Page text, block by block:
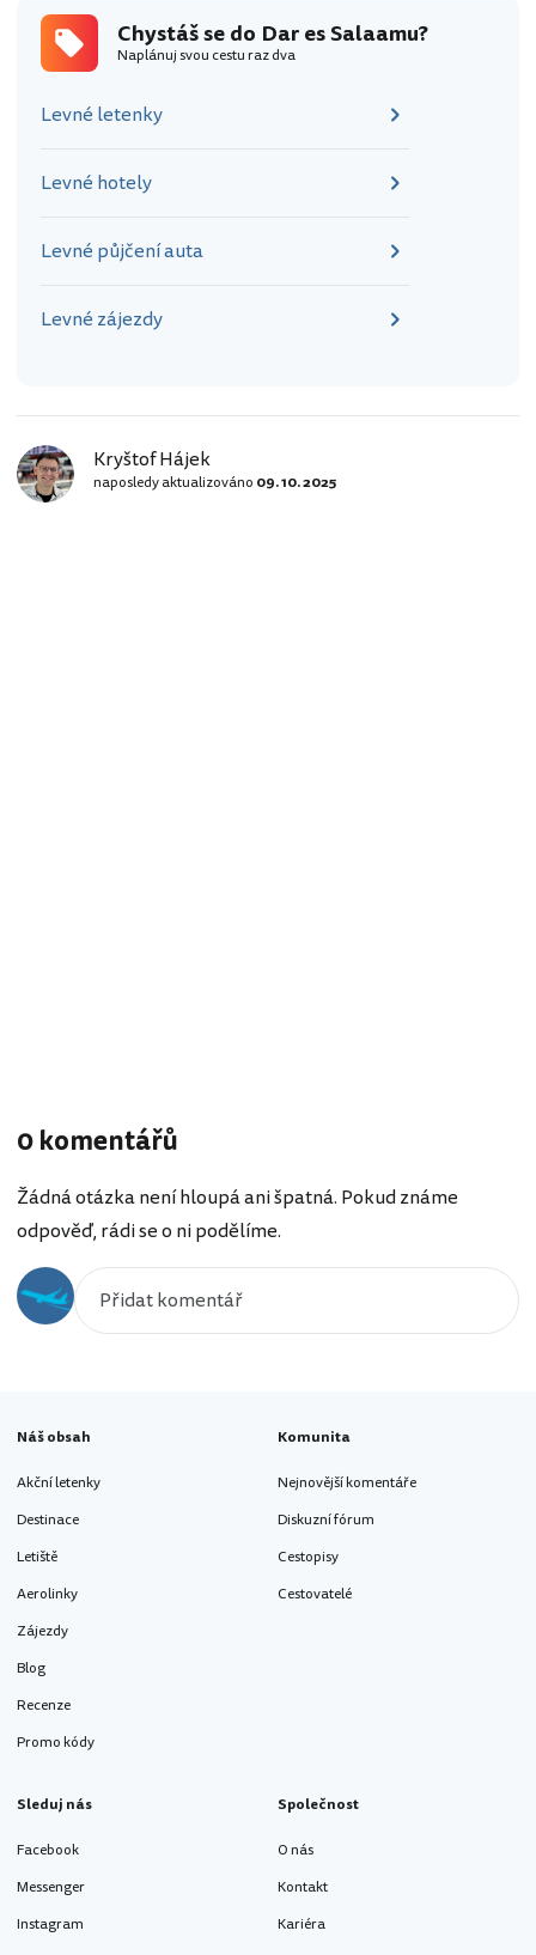
Chystáš se do Dar es Salaamu?
Naplánuj svou cestu raz dva
Levné letenky
Levné hotely
Levné půjčení auta
Levné zájezdy
Kryštof Hájek
naposledy aktualizováno 09. 10. 2025
0 komentářů
Žádná otázka není hloupá ani špatná. Pokud známe
odpověď, rádi se o ni podělíme.
Náš obsah
Akční letenky
Destinace
Letiště
Aerolinky
Zájezdy
Blog
Recenze
Promo kódy
Komunita
Nejnovější komentáře
Diskuzní fórum
Cestopisy
Cestovatelé
Sleduj nás
Facebook
Messenger
Instagram
Společnost
O nás
Kontakt
Kariéra